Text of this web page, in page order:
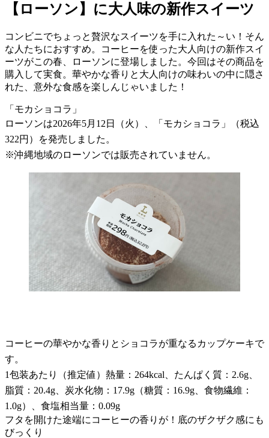
【ローソン】に大人味の新作スイーツ
コンビニでちょっと贅沢なスイーツを手に入れた～い！そん
な人たちにおすすめ。コーヒーを使った大人向けの新作スイ
ーツがこの春、ローソンに登場しました。今回はその商品を
購入して実食。華やかな香りと大人向けの味わいの中に隠さ
れた、意外な食感を楽しんじゃいました！
「モカショコラ」
ローソンは2026年5月12日（火）、「モカショコラ」（税込
322円）を発売しました。
※沖縄地域のローソンでは販売されていません。
コーヒーの華やかな香りとショコラが重なるカップケーキで
す。
1包装あたり（推定値）熱量：264kcal、たんぱく質：2.6g、
脂質：20.4g、炭水化物：17.9g（糖質：16.9g、食物繊維：
1.0g）、食塩相当量：0.09g
フタを開けた途端にコーヒーの香りが！底のザクザク感にも
びっくり